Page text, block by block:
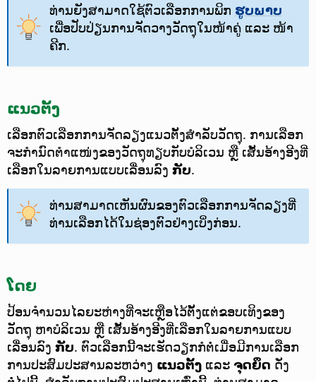
ທ່ານຍັງສາມາດໃຊ້ຕົວເລືອກການພິກ ຮູບພາບ
ເພື່ອປັບປ່ຽນການຈັດວາງວັດຖຸໃນໜ້າຄູ່ ແລະ ໜ້າ
ຄີກ.
ແນວຕັ້ງ
ເລືອກຕົວເລືອກການຈັດລຽງແນວຕັ້ງສຳລັບວັດຖຸ. ການເລືອກ
ຈະກຳນົດຕຳແໜ່ງຂອງວັດຖຸທຽບກັບບໍລິເວນ ຫຼື ເສັ້ນອ້າງອີງທີ່
ເລືອກໃນລາຍການແບບເລື່ອນລົງ ກັບ.
ທ່ານສາມາດເຫັນຜົນຂອງຕົວເລືອກການຈັດລຽງທີ່
ທ່ານເລືອກໄດ້ໃນຊ່ອງຕົວຢ່າງເບິ່ງກ່ອນ.
ໂດຍ
ປ້ອນຈຳນວນໄລຍະຫ່າງທີ່ຈະເຫຼືອໄວ້ຕັ້ງແຕ່ຂອບເທິງຂອງ
ວັດຖຸ ຫາບໍລິເວນ ຫຼື ເສັ້ນອ້າງອີງທີ່ເລືອກໃນລາຍການແບບ
ເລື່ອນລົງ ກັບ. ຕົວເລືອກນີ້ຈະເຮັດວຽກກໍຕໍ່ເມື່ອມີການເລືອກ
ການປະສົມປະສານລະຫວ່າງ ແນວຕັ້ງ ແລະ ຈຸດຍຶດ ດັ່ງ